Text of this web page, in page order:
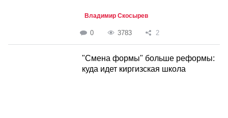
Владимир Скосырев
0 3783 2
"Смена формы" больше реформы:
куда идет киргизская школа